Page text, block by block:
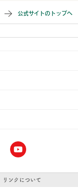
公式サイトのトップへ
リンクについて